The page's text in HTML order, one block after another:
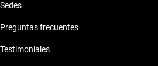
Sedes
Preguntas frecuentes
Testimoniales